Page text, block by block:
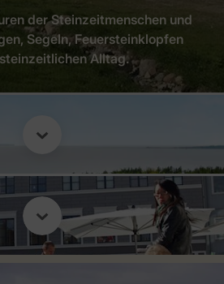
der Steinzeitmenschen und
Segeln, Feuersteinklopfen
Alltag.